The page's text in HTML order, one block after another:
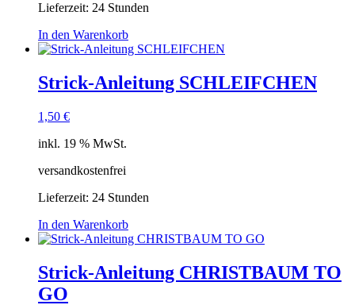
Lieferzeit: 24 Stunden
In den Warenkorb
Strick-Anleitung SCHLEIFCHEN
1,50 €
inkl. 19 % MwSt.
versandkostenfrei
Lieferzeit: 24 Stunden
In den Warenkorb
Strick-Anleitung CHRISTBAUM TO
GO